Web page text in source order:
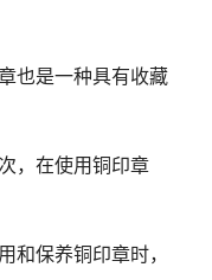
也是一种具有收藏
，在使用铜印章
保养铜印章时，